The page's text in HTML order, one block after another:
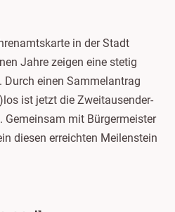
in der Stadt
Jahre zeigen eine stetig
einen Sammelantrag
ist jetzt die Zweitausender-
Gemeinsam mit Bürgermeister
diesen erreichten Meilenstein